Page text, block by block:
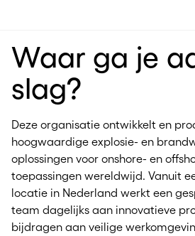
Waar ga je
slag?
Deze organisatie ontwikkelt en
hoogwaardige explosie- en
oplossingen voor onshore- en
toepassingen wereldwijd. Vanuit
locatie in Nederland werkt een
team dagelijks aan innovatieve
bijdragen aan veilige